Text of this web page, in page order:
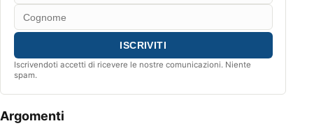
Iscrivendoti accetti di ricevere le nostre comunicazioni. Niente
spam.
Argomenti